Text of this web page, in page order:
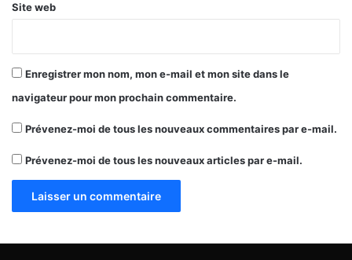
Site web
Enregistrer mon nom, mon e-mail et mon site dans le
navigateur pour mon prochain commentaire.
Prévenez-moi de tous les nouveaux commentaires par e-mail.
Prévenez-moi de tous les nouveaux articles par e-mail.